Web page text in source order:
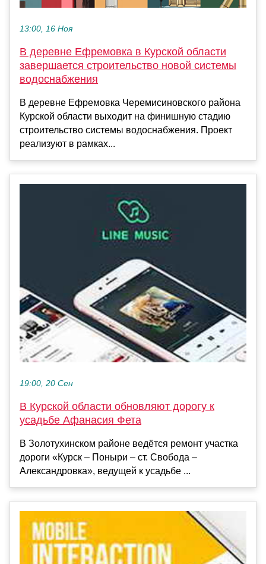
13:00, 16 Ноя
В деревне Ефремовка в Курской области
завершается строительство новой системы
водоснабжения
В деревне Ефремовка Черемисиновского района
Курской области выходит на финишную стадию
строительство системы водоснабжения. Проект
реализуют в рамках...
19:00, 20 Сен
В Курской области обновляют дорогу к
усадьбе Афанасия Фета
В Золотухинском районе ведётся ремонт участка
дороги «Курск – Поныри – ст. Свобода –
Александровка», ведущей к усадьбе ...